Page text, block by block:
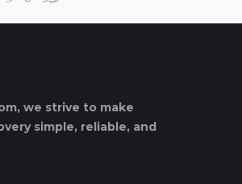
we strive to make
simple, reliable, and